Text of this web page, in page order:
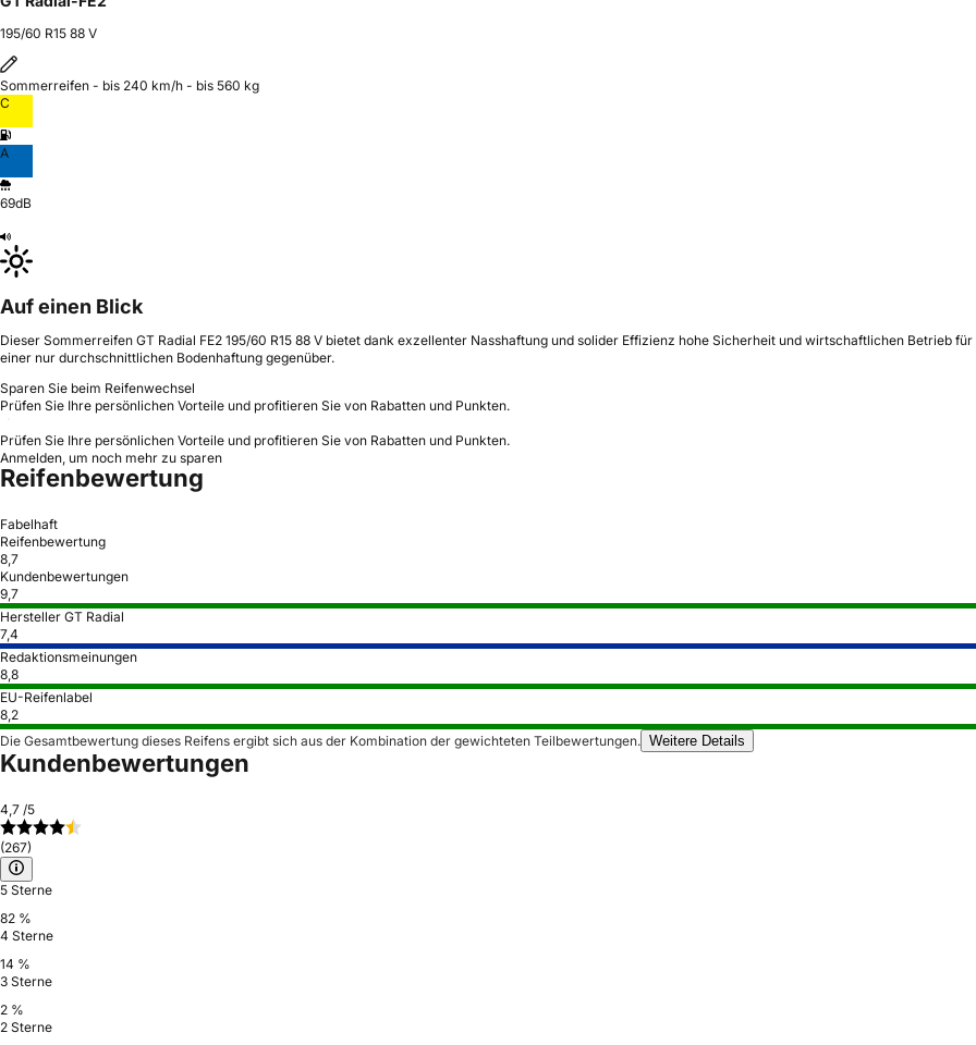
195/60 R15 88 V
Sommerreifen - bis 240 km/h - bis 560 kg
C
A
69dB
Auf einen Blick
Dieser Sommerreifen GT Radial FE2 195/60 R15 88 V bietet dank exzellenter Nasshaftung und solider Effizienz hohe Sicherheit und wirtschaftlichen Betrieb
einer nur durchschnittlichen Bodenhaftung gegenüber.
Sparen Sie beim Reifenwechsel
Prüfen Sie Ihre persönlichen Vorteile und profitieren Sie von Rabatten und Punkten.
Prüfen Sie Ihre persönlichen Vorteile und profitieren Sie von Rabatten und Punkten.
Anmelden, um noch mehr zu sparen
Reifenbewertung
Fabelhaft
Reifenbewertung
8,7
Kundenbewertungen
9,7
Hersteller GT Radial
7,4
Redaktionsmeinungen
8,8
EU-Reifenlabel
8,2
Die Gesamtbewertung dieses Reifens ergibt sich aus der Kombination der gewichteten Teilbewertungen. Weitere Details
Kundenbewertungen
4,7 /5
(267)
5 Sterne
82 %
4 Sterne
14 %
3 Sterne
2 %
2 Sterne